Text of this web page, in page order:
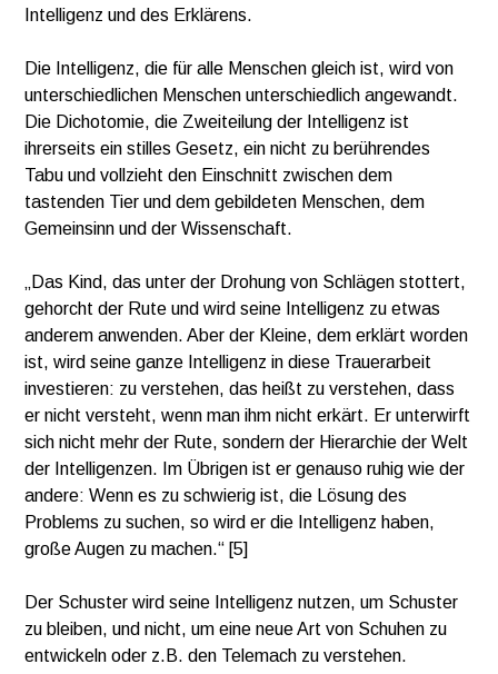
Intelligenz und des Erklärens.
Die Intelligenz, die für alle Menschen gleich ist, wird von
unterschiedlichen Menschen unterschiedlich angewandt.
Die Dichotomie, die Zweiteilung der Intelligenz ist
ihrerseits ein stilles Gesetz, ein nicht zu berührendes
Tabu und vollzieht den Einschnitt zwischen dem
tastenden Tier und dem gebildeten Menschen, dem
Gemeinsinn und der Wissenschaft.
„Das Kind, das unter der Drohung von Schlägen stottert,
gehorcht der Rute und wird seine Intelligenz zu etwas
anderem anwenden. Aber der Kleine, dem erklärt worden
ist, wird seine ganze Intelligenz in diese Trauerarbeit
investieren: zu verstehen, das heißt zu verstehen, dass
er nicht versteht, wenn man ihm nicht erkärt. Er unterwirft
sich nicht mehr der Rute, sondern der Hierarchie der Welt
der Intelligenzen. Im Übrigen ist er genauso ruhig wie der
andere: Wenn es zu schwierig ist, die Lösung des
Problems zu suchen, so wird er die Intelligenz haben,
große Augen zu machen.“ [5]
Der Schuster wird seine Intelligenz nutzen, um Schuster
zu bleiben, und nicht, um eine neue Art von Schuhen zu
entwickeln oder z.B. den Telemach zu verstehen.